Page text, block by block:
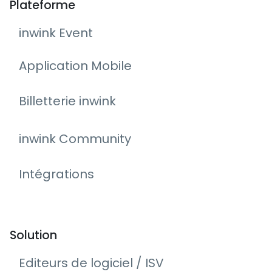
Plateforme
inwink Event
Application Mobile
Billetterie inwink
inwink Community
Intégrations
Solution
Editeurs de logiciel / ISV